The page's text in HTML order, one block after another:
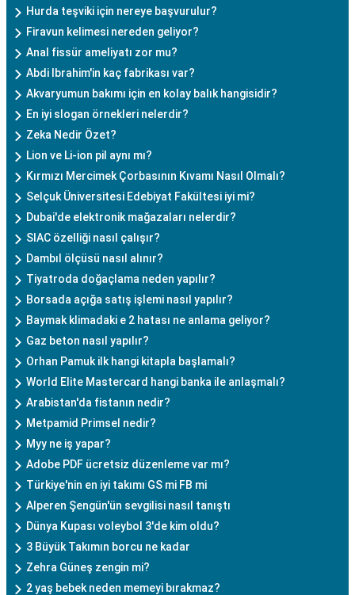
Hurda teşviki için nereye başvurulur?
Firavun kelimesi nereden geliyor?
Anal fissür ameliyatı zor mu?
Abdi Ibrahim'in kaç fabrikası var?
Akvaryumun bakımı için en kolay balık hangisidir?
En iyi slogan örnekleri nelerdir?
Zeka Nedir Özet?
Lion ve Li-ion pil aynı mı?
Kırmızı Mercimek Çorbasının Kıvamı Nasıl Olmalı?
Selçuk Üniversitesi Edebiyat Fakültesi iyi mi?
Dubai'de elektronik mağazaları nelerdir?
SIAC özelliği nasıl çalışır?
Dambıl ölçüsü nasıl alınır?
Tiyatroda doğaçlama neden yapılır?
Borsada açığa satış işlemi nasıl yapılır?
Baymak klimadaki e 2 hatası ne anlama geliyor?
Gaz beton nasıl yapılır?
Orhan Pamuk ilk hangi kitapla başlamalı?
World Elite Mastercard hangi banka ile anlaşmalı?
Arabistan'da fistanın nedir?
Metpamid Primsel nedir?
Myy ne iş yapar?
Adobe PDF ücretsiz düzenleme var mı?
Türkiye'nin en iyi takımı GS mi FB mi
Alperen Şengün'ün sevgilisi nasıl tanıştı
Dünya Kupası voleybol 3'de kim oldu?
3 Büyük Takımın borcu ne kadar
Zehra Güneş zengin mi?
2 yaş bebek neden memeyi bırakmaz?